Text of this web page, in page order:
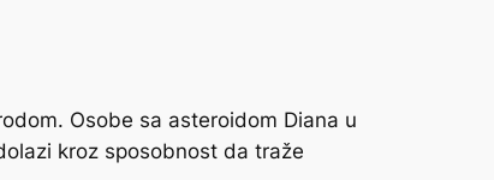
Osobe sa asteroidom Diana u
kroz sposobnost da traže